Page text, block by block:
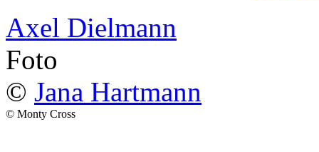
Axel Dielmann
Foto
© Jana Hartmann
© Monty Cross